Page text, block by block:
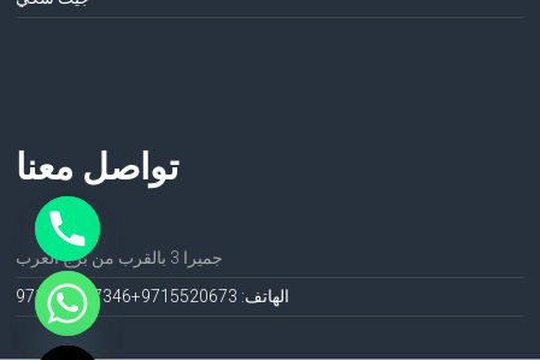
تواصل معنا
جميرا 3 بالقرب من برج العرب
الهاتف: 971552067 3+971552067346
chaty